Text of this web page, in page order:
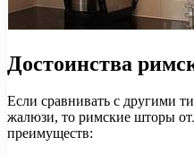
Достоинства
Если сравнивать с другими
жалюзи, то римские шторы
преимуществ: